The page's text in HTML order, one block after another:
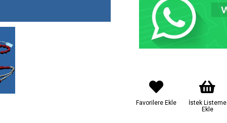
Favorilere Ekle
İstek Listeme
Ekle